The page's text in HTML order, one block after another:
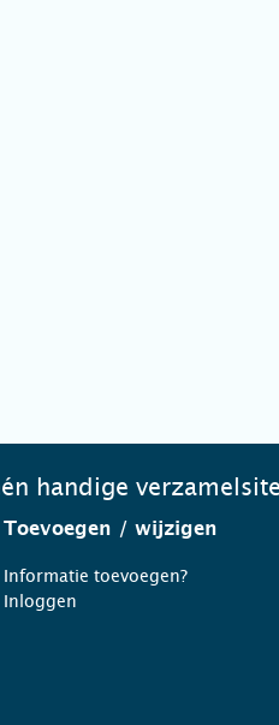
handige
Toevoegen / wijzigen
Informatie toevoegen?
Inloggen